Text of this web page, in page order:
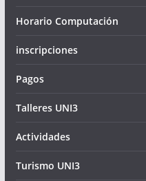
Horario Computación
inscripciones
Pagos
Talleres UNI3
Actividades
Turismo UNI3